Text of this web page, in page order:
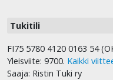
Tukitili
FI75 5780 4120 0163 54
Yleisviite: 9700. Kaikki
Saaja: Ristin Tuki ry